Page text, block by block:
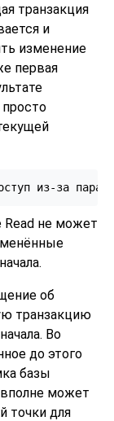
транзакция
и
изменение
первая
просто
Read не может
об
транзакцию
Во
до этого
базы
может
точки для